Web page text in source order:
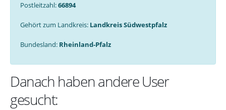
Postleitzahl:66894
Gehört zum Landkreis: Landkreis Südwestpfalz
Bundesland: Rheinland-Pfalz
Danach haben andere User
gesucht: